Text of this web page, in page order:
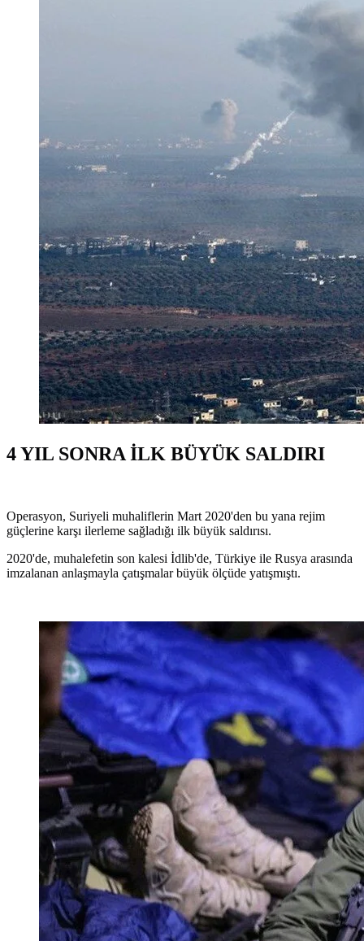
4 YIL SONRA İLK BÜYÜK SALDIRI
Operasyon, Suriyeli muhaliflerin Mart 2020'den bu yana rejim
güçlerine karşı ilerleme sağladığı ilk büyük saldırısı.
2020'de, muhalefetin son kalesi İdlib'de, Türkiye ile Rusya arasında
imzalanan anlaşmayla çatışmalar büyük ölçüde yatışmıştı.